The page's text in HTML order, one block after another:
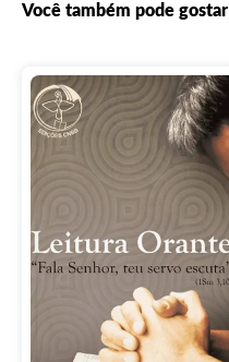
Você também pode gostar